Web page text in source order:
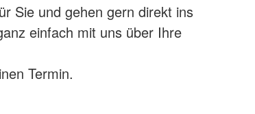
Sie und gehen gern direkt ins
einfach mit uns über Ihre
Termin.